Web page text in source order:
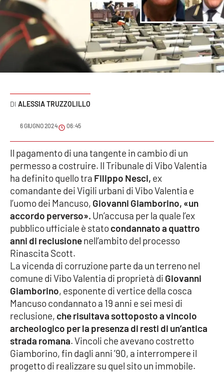
Sanità
Sport
VIDEO
Ambiente
Cronaca
Cultura
Economia e Lavoro
Sanità
Società
ALESSIA TRUZZOLILLO
6 GIUGNO 2024 06:45
Il pagamento di una tangente in cambio di un
permesso a costruire. Il Tribunale di Vibo Valentia
ha definito quello tra Filippo Nesci, ex
comandante dei Vigili urbani di Vibo Valentia e
l’uomo dei Mancuso, Giovanni Giamborino, «un
accordo perverso». Un’accusa per la quale l’ex
pubblico ufficiale è statocondannato a quattro
anni di reclusionenell’ambito del processo
Rinascita Scott.
La vicenda di corruzione parte da un terreno nel
comune di Vibo Valentia di proprietà di Giovanni
Giamborino, esponente di vertice della cosca
Mancuso condannato a 19 anni e sei mesi di
reclusione, che risultava sottoposto a vincolo
archeologico per la presenza di resti di un’antica
strada romana. Vincoli che avevano costretto
Giamborino, fin dagli anni ’90, a interrompere il
progetto di realizzare su quel sito un immobile.